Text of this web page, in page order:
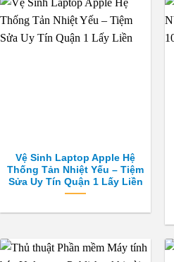
Vệ Sinh Laptop Apple Hệ
Thống Tản Nhiệt Yếu – Tiệm
Sửa Uy Tín Quận 1 Lấy Liền